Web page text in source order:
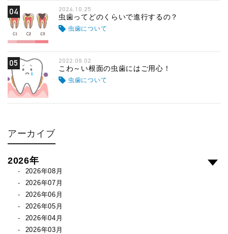
04 2024.10.25
虫歯ってどのくらいで進行するの？
虫歯について
05 2022.09.02
こわ～い根面の虫歯にはご用心！
虫歯について
アーカイブ
2026年
2026年08月
2026年07月
2026年06月
2026年05月
2026年04月
2026年03月